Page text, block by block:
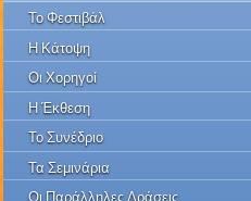
Το Φεστιβάλ
Η Κάτοψη
Οι Χορηγοί
Η Έκθεση
Το Συνέδριο
Τα Σεμινάρια
Οι Παράλληλες Δράσεις